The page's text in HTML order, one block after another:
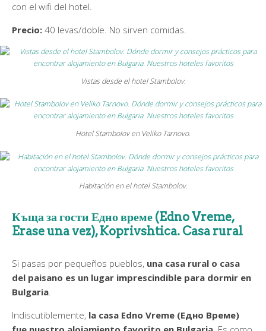
con el wifi del hotel.
Precio: 40 levas/doble. No sirven comidas.
Vistas desde el hotel Stambolov.
Hotel Stambolov en Veliko Tarnovo.
Habitación en el hotel Stambolov.
Къща за гости Едно време (Edno Vreme,
Erase una vez), Koprivshtica. Casa rural
Si pasas por pequeños pueblos, una casa rural o casa
del paisano es un lugar imprescindible para dormir en
Bulgaria.
Indiscutiblemente, la casa Edno Vreme (Едно Време)